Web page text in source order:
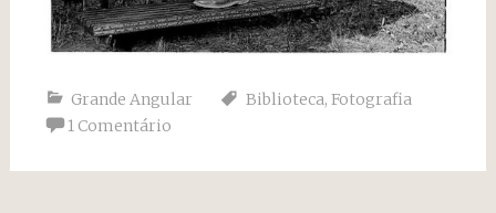
Grande Angular Biblioteca, Fotografia
1 Comentário